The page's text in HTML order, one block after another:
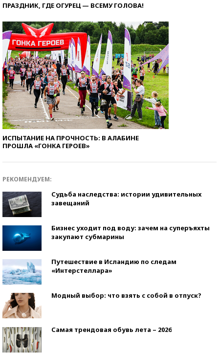
ПРАЗДНИК, ГДЕ ОГУРЕЦ — ВСЕМУ ГОЛОВА!
ИСПЫТАНИЕ НА ПРОЧНОСТЬ: В АЛАБИНЕ
ПРОШЛА «ГОНКА ГЕРОЕВ»
РЕКОМЕНДУЕМ:
Судьба наследства: истории удивительных
завещаний
Бизнес уходит под воду: зачем на суперъяхты
закупают субмарины
Путешествие в Исландию по следам
«Интерстеллара»
Модный выбор: что взять с собой в отпуск?
Самая трендовая обувь лета – 2026